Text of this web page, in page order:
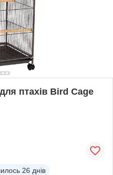
птахів Bird Cage
26 днів